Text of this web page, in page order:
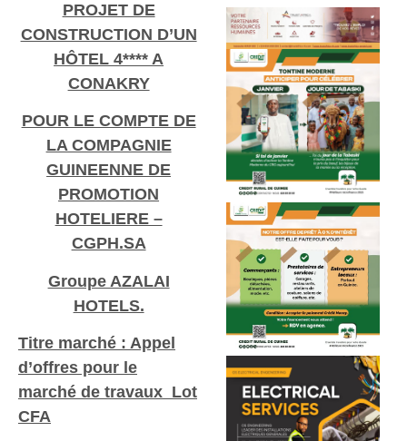
PROJET DE
CONSTRUCTION D’UN
HÔTEL 4**** A
CONAKRY
POUR LE COMPTE DE
LA COMPAGNIE
GUINEENNE DE
PROMOTION
HOTELIERE –
CGPH.SA
Groupe AZALAI
HOTELS.
Titre marché : Appel
d’offres pour le
marché de travaux Lot
CFA